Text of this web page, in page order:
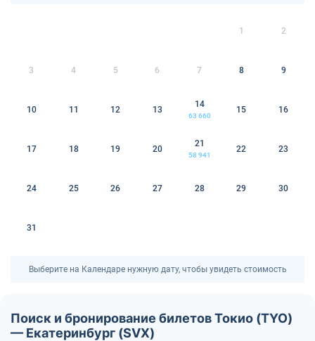
1 2
3 4 5 6 7 8 9
10 11 12 13
14
63 660
15 16
17 18 19 20
21
58 941
22 23
24 25 26 27 28 29 30
31
Выберите на Календаре нужную дату, чтобы увидеть стоимость
Поиск и бронирование билетов Токио (TYO)
— Екатеринбург (SVX)